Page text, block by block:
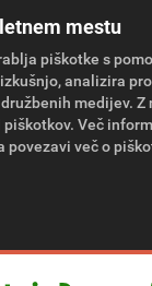
mestu
piškotke s
analizira
medijev. Z
Več
povezavi več o